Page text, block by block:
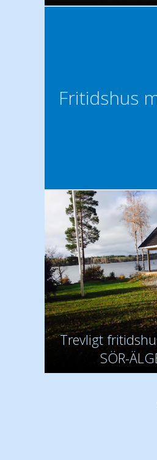
Fritidshus
Trevligt
SÖR-